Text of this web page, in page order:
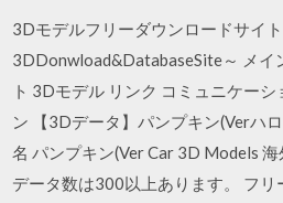
3Dモデルフリーダウンロードサイト
3DDonwload&DatabaseSite～ メイ
ト 3Dモデル リンク コミュニケー
ン 【3Dデータ】パンプキン(Verハ
名 パンプキン(Ver Car 3D Models
データ数は300以上あります。 フ